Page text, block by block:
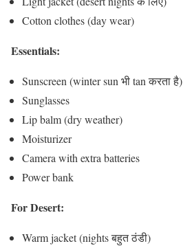
Cotton clothes (day wear)
Essentials:
Sunscreen (winter sun भी tan करता है)
Sunglasses
Lip balm (dry weather)
Moisturizer
Camera with extra batteries
Power bank
For Desert:
Warm jacket (nights बहुत ठंडी)